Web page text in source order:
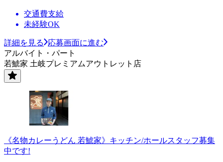
交通費支給
未経験OK
詳細を見る
応募画面に進む
アルバイト・パート
若鯱家 土岐プレミアムアウトレット店
《名物カレーうどん 若鯱家》キッチン/ホールスタッフ募集
中です!